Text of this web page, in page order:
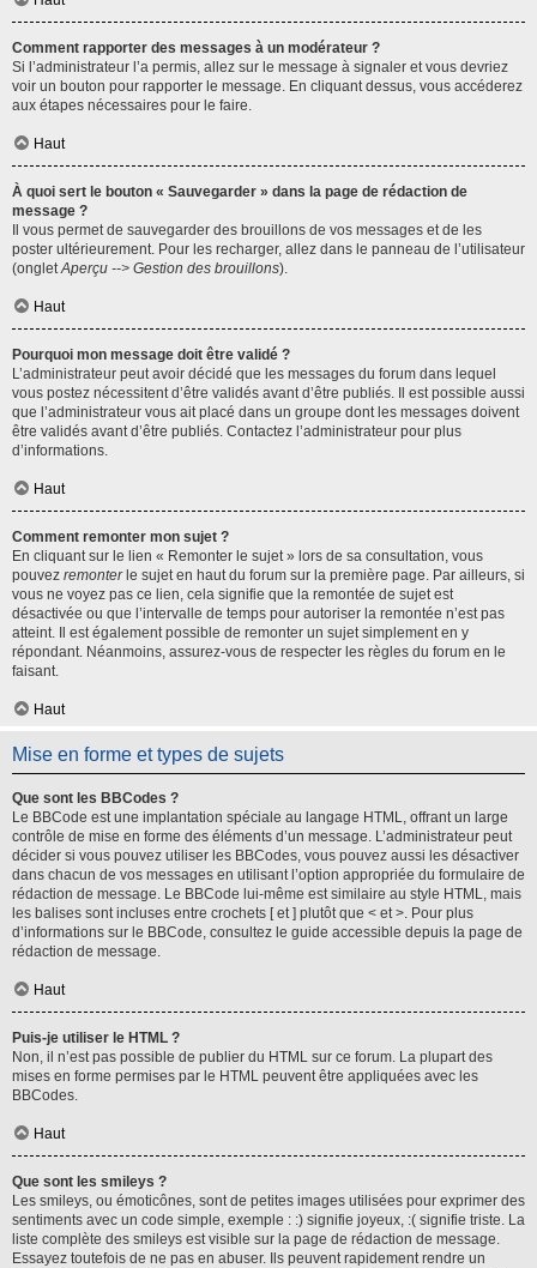
Comment rapporter des messages à un modérateur ?
Si l’administrateur l’a permis, allez sur le message à signaler et vous devriez
voir un bouton pour rapporter le message. En cliquant dessus, vous accéderez
aux étapes nécessaires pour le faire.
Haut
À quoi sert le bouton « Sauvegarder » dans la page de rédaction de
message ?
Il vous permet de sauvegarder des brouillons de vos messages et de les
poster ultérieurement. Pour les recharger, allez dans le panneau de l’utilisateur
(ongletAperçu --> Gestion des brouillons).
Haut
Pourquoi mon message doit être validé ?
L’administrateur peut avoir décidé que les messages du forum dans lequel
vous postez nécessitent d’être validés avant d’être publiés. Il est possible aussi
que l’administrateur vous ait placé dans un groupe dont les messages doivent
être validés avant d’être publiés. Contactez l’administrateur pour plus
d’informations.
Haut
Comment remonter mon sujet ?
En cliquant sur le lien « Remonter le sujet » lors de sa consultation, vous
pouvez remonterle sujet en haut du forum sur la première page. Par ailleurs, si
vous ne voyez pas ce lien, cela signifie que la remontée de sujet est
désactivée ou que l’intervalle de temps pour autoriser la remontée n’est pas
atteint. Il est également possible de remonter un sujet simplement en y
répondant. Néanmoins, assurez-vous de respecter les règles du forum en le
faisant.
Haut
Mise en forme et types de sujets
Que sont les BBCodes ?
Le BBCode est une implantation spéciale au langage HTML, offrant un large
contrôle de mise en forme des éléments d’un message. L’administrateur peut
décider si vous pouvez utiliser les BBCodes, vous pouvez aussi les désactiver
dans chacun de vos messages en utilisant l’option appropriée du formulaire de
rédaction de message. Le BBCode lui-même est similaire au style HTML, mais
les balises sont incluses entre crochets [ et ] plutôt que < et >. Pour plus
d’informations sur le BBCode, consultez le guide accessible depuis la page de
rédaction de message.
Haut
Puis-je utiliser le HTML ?
Non, il n’est pas possible de publier du HTML sur ce forum. La plupart des
mises en forme permises par le HTML peuvent être appliquées avec les
BBCodes.
Haut
Que sont les smileys ?
Les smileys, ou émoticônes, sont de petites images utilisées pour exprimer des
sentiments avec un code simple, exemple : :) signifie joyeux, :( signifie triste. La
liste complète des smileys est visible sur la page de rédaction de message.
Essayez toutefois de ne pas en abuser. Ils peuvent rapidement rendre un